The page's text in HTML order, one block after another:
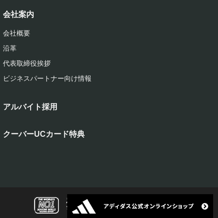
会社案内
会社概要
沿革
代表取締役挨拶
ビジネスパートナー向け情報
アルバイト採用
クーバーUCカード特典